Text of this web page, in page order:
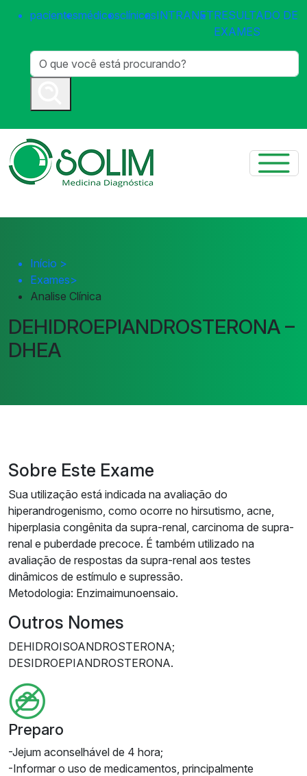
pacientesmédicosclínicasINTRANETRESULTADO DE
EXAMES
Início >
Exames>
Analise Clínica
DEHIDROEPIANDROSTERONA –
DHEA
Sobre Este Exame
Sua utilização está indicada na avaliação do
hiperandrogenismo, como ocorre no hirsutismo, acne,
hiperplasia congênita da supra-renal, carcinoma de supra-
renal e puberdade precoce. É também utilizado na
avaliação de respostas da supra-renal aos testes
dinâmicos de estímulo e supressão.
Metodologia: Enzimaimunoensaio.
Outros Nomes
DEHIDROISOANDROSTERONA;
DESIDROEPIANDROSTERONA.
Preparo
-Jejum aconselhável de 4 hora;
-Informar o uso de medicamentos, principalmente